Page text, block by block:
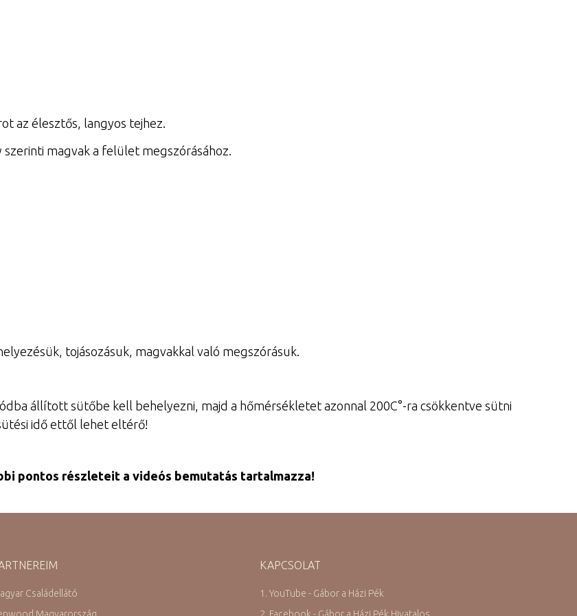
az élesztős, langyos tejhez.
magvak a felület megszórásához.
tojásozásuk, magvakkal való megszórásuk.
állított sütőbe kell behelyezni, majd a hőmérsékletet azonnal 200C°-ra csökkentve sütni
idő ettől lehet eltérő!
pontos részleteit a videós bemutatás tartalmazza!
Családellátó
KAPCSOLAT
1. YouTube - Gábor a Házi Pék